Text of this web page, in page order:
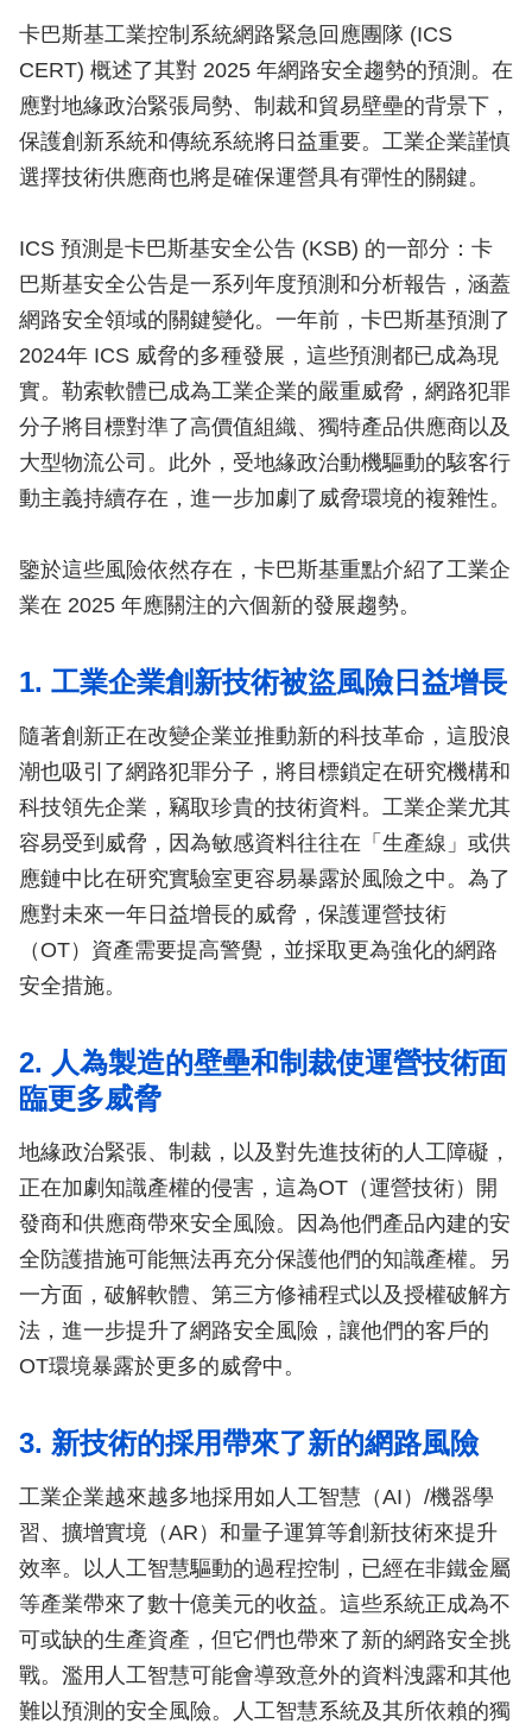
卡巴斯基工業控制系統網路緊急回應團隊 (ICS
CERT) 概述了其對 2025 年網路安全趨勢的預測。在
應對地緣政治緊張局勢、制裁和貿易壁壘的背景下，
保護創新系統和傳統系統將日益重要。工業企業謹慎
選擇技術供應商也將是確保運營具有彈性的關鍵。
ICS 預測是卡巴斯基安全公告 (KSB) 的一部分：卡
巴斯基安全公告是一系列年度預測和分析報告，涵蓋
網路安全領域的關鍵變化。一年前，卡巴斯基預測了
2024年 ICS 威脅的多種發展，這些預測都已成為現
實。勒索軟體已成為工業企業的嚴重威脅，網路犯罪
分子將目標對準了高價值組織、獨特產品供應商以及
大型物流公司。此外，受地緣政治動機驅動的駭客行
動主義持續存在，進一步加劇了威脅環境的複雜性。
鑒於這些風險依然存在，卡巴斯基重點介紹了工業企
業在 2025 年應關注的六個新的發展趨勢。
1. 工業企業創新技術被盜風險日益增長
隨著創新正在改變企業並推動新的科技革命，這股浪
潮也吸引了網路犯罪分子，將目標鎖定在研究機構和
科技領先企業，竊取珍貴的技術資料。工業企業尤其
容易受到威脅，因為敏感資料往往在「生產線」或供
應鏈中比在研究實驗室更容易暴露於風險之中。為了
應對未來一年日益增長的威脅，保護運營技術
（OT）資產需要提高警覺，並採取更為強化的網路
安全措施。
2. 人為製造的壁壘和制裁使運營技術面
臨更多威脅
地緣政治緊張、制裁，以及對先進技術的人工障礙，
正在加劇知識產權的侵害，這為OT（運營技術）開
發商和供應商帶來安全風險。因為他們產品內建的安
全防護措施可能無法再充分保護他們的知識產權。另
一方面，破解軟體、第三方修補程式以及授權破解方
法，進一步提升了網路安全風險，讓他們的客戶的
OT環境暴露於更多的威脅中。
3. 新技術的採用帶來了新的網路風險
工業企業越來越多地採用如人工智慧（AI）/機器學
習、擴增實境（AR）和量子運算等創新技術來提升
效率。以人工智慧驅動的過程控制，已經在非鐵金屬
等產業帶來了數十億美元的收益。這些系統正成為不
可或缺的生產資產，但它們也帶來了新的網路安全挑
戰。濫用人工智慧可能會導致意外的資料洩露和其他
難以預測的安全風險。人工智慧系統及其所依賴的獨